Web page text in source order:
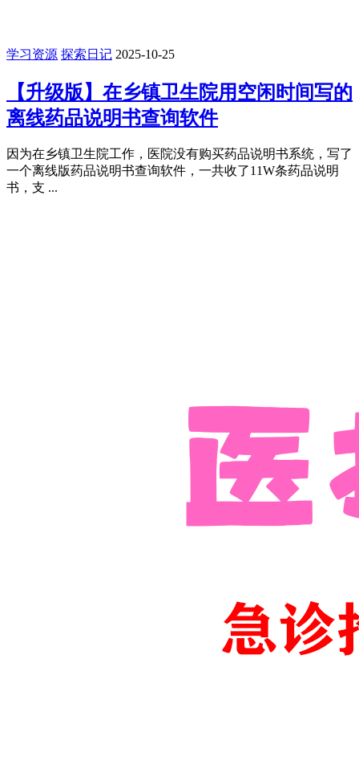
学习资源 探索日记 2025-10-25
【升级版】在乡镇卫生院用空闲时间写的
离线药品说明书查询软件
因为在乡镇卫生院工作，医院没有购买药品说明书系统，写了
一个离线版药品说明书查询软件，一共收了11W条药品说明
书，支 ...